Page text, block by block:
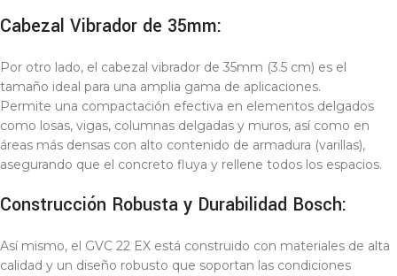
Cabezal Vibrador de 35mm:
Por otro lado, el cabezal vibrador de 35mm (3.5 cm) es el
tamaño ideal para una amplia gama de aplicaciones.
Permite una compactación efectiva en elementos delgados
como losas, vigas, columnas delgadas y muros, así como en
áreas más densas con alto contenido de armadura (varillas),
asegurando que el concreto fluya y rellene todos los espacios.
Construcción Robusta y Durabilidad Bosch:
Así mismo, el GVC 22 EX está construido con materiales de alta
calidad y un diseño robusto que soportan las condiciones